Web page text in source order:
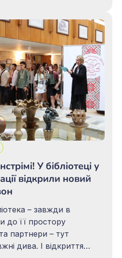
каскадерка,
та щира
У бібліотеці у
відкрили новий
– завжди в
до її простору
партнери – тут
дива. І відкриття